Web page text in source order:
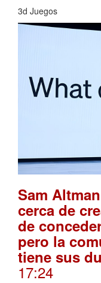
3d Juegos
Sam
cerca de
de
pero la
tiene sus
17:24